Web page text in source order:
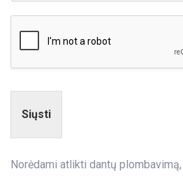
Siųsti
Norėdami atlikti dantų plombavimą,